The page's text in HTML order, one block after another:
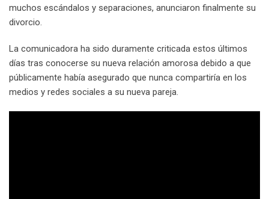
muchos escándalos y separaciones, anunciaron finalmente su
divorcio.
La comunicadora ha sido duramente criticada estos últimos
días tras conocerse su nueva relación amorosa debido a que
públicamente había asegurado que nunca compartiría en los
medios y redes sociales a su nueva pareja.